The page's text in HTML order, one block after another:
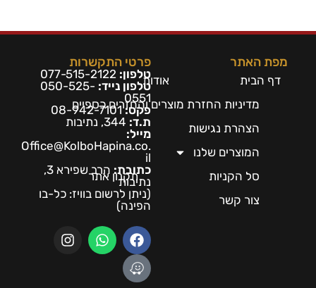
מפת האתר
דף הבית
אודות
מדיניות החזרת מוצרים והחזרים כספיים
הצהרת נגישות
המוצרים שלנו
סל הקניות
תקנון אתר
צור קשר
פרטי התקשרות
טלפון: 077-515-2122
טלפון נייד: 050-525-
0551
פקס:08-942-7101
ת.ד:
מייל:
Office@KolboHapina.co.
il
כתובת:
הרב שפירא 3,
נתיבות
(ניתן לרשום בוויז: כל-בו
הפינה)